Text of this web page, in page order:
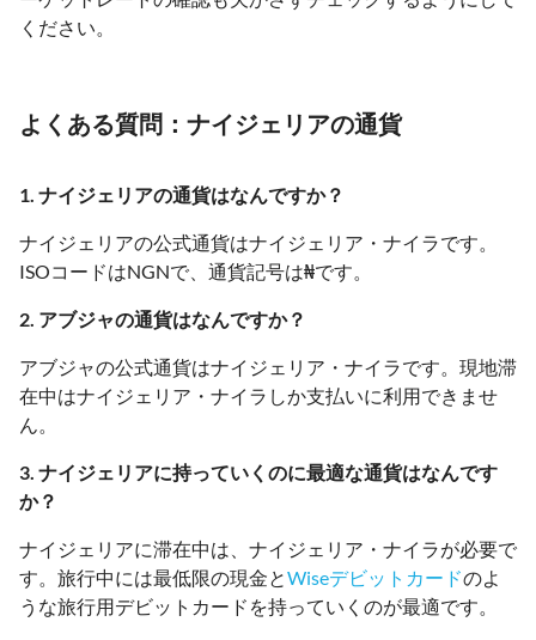
ください。
よくある質問：ナイジェリアの通貨
1. ナイジェリアの通貨はなんですか？
ナイジェリアの公式通貨はナイジェリア・ナイラです。
ISOコードはNGNで、通貨記号は₦です。
2. アブジャの通貨はなんですか？
アブジャの公式通貨はナイジェリア・ナイラです。現地滞
在中はナイジェリア・ナイラしか支払いに利用できませ
ん。
3. ナイジェリアに持っていくのに最適な通貨はなんです
か？
ナイジェリアに滞在中は、ナイジェリア・ナイラが必要で
す。旅行中には最低限の現金とWiseデビットカードのよ
うな旅行用デビットカードを持っていくのが最適です。